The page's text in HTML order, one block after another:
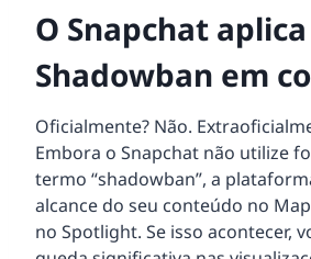
O Snapchat aplica
Shadowban em
Oficialmente? Não.
Embora o Snapchat não utilize
termo “shadowban”, a
alcance do seu conteúdo no
no Spotlight. Se isso acontecer,